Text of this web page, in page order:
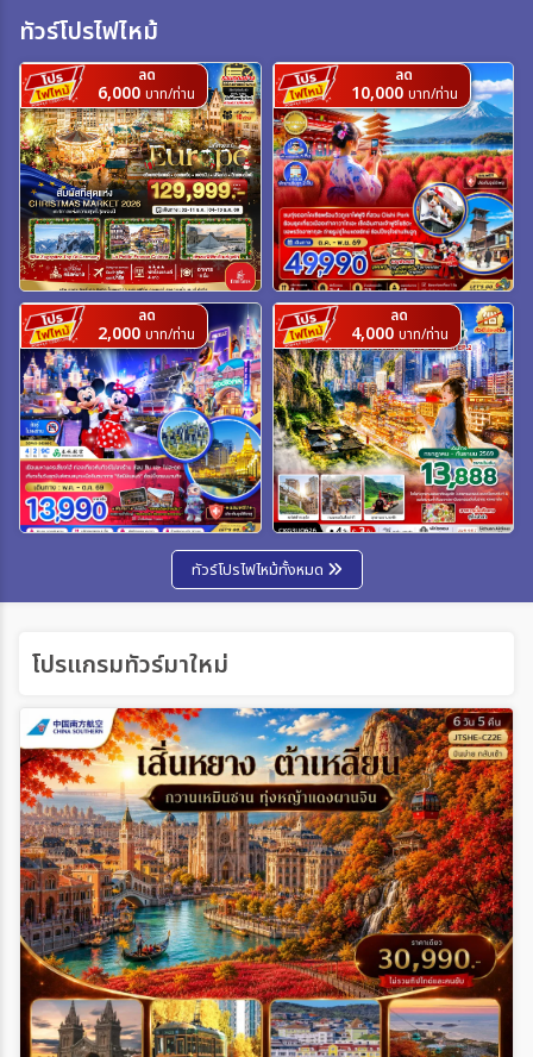
ค้นหา
ทัวร์โปรไฟไหม้
ลด
6,000 บาท/ท่าน
ลด
10,000 บาท/ท่าน
ลด
2,000 บาท/ท่าน
ลด
4,000 บาท/ท่าน
ทัวร์โปรไฟไหม้ทั้งหมด
โปรแกรมทัวร์มาใหม่